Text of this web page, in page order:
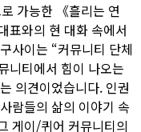
가능한 《흘리는 연
표와의 현 대화 속에서
사이는 “커뮤니티 단체
니티에서 힘이 나오는
의견이었습니다. 인권
람들의 삶의 이야기 속
게이/퀴어 커뮤니티의